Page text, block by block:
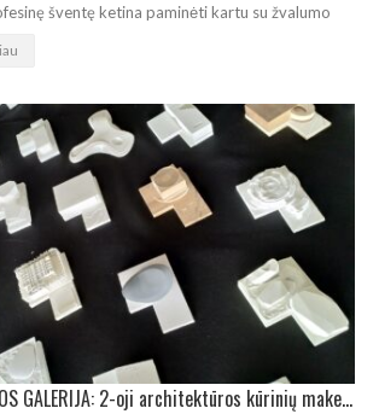
šventę ketina paminėti kartu su žvalumo
LAS ARCHITEKTŪROS GALERIJA: 2-oji architektūros kūrinių maketų paroda